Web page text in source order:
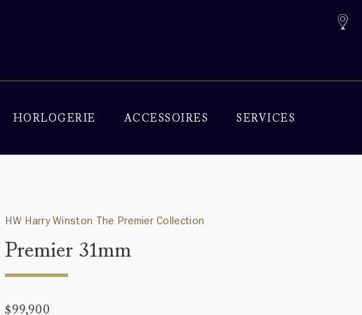
HORLOGERIE ACCESSOIRES SERVICES
HW Harry Winston The Premier Collection
Premier 31mm
$99,900